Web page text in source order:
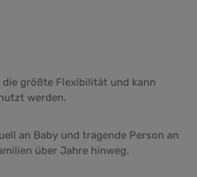
die größte Flexibilität und kann
werden.
an Baby und tragende Person an
über Jahre hinweg.